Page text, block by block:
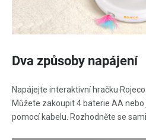
Dva způsoby napájení
Napájejte interaktivní hračku
Můžete zakoupit 4 baterie AA
pomocí kabelu. Rozhodněte se